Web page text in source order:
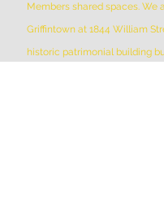
Members shared spaces. We
Griffintown at 1844 William
historic patrimonial building